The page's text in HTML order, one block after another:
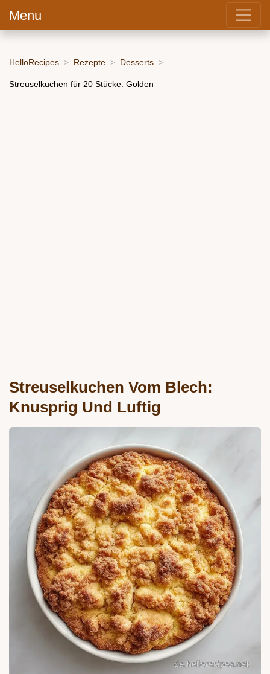
Menu
HelloRecipes Rezepte Desserts
Streuselkuchen für 20 Stücke: Golden
Streuselkuchen Vom Blech:
Knusprig Und Luftig